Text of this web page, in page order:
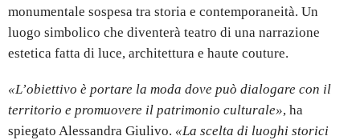
monumentale sospesa tra storia e contemporaneità. Un
luogo simbolico che diventerà teatro di una narrazione
estetica fatta di luce, architettura e haute couture.
«L’obiettivo è portare la moda dove può dialogare con il
territorio e promuovere il patrimonio culturale», ha
spiegato Alessandra Giulivo. «La scelta di luoghi storici